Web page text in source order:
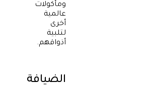
ومأكولات
عالمية
أخرى
لتلبية
أذواقهم.
الضيافة